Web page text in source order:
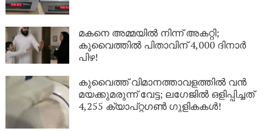
മകനെ അമ്മയിൽ നിന്ന് അകറ്റി;
കുവൈത്തിൽ പിതാവിന് 4,000 ദിനാർ
പിഴ!
കുവൈത്ത് വിമാനത്താവളത്തിൽ വൻ
മയക്കുമരുന്ന് വേട്ട; ലഗേജിൽ ഒളിപ്പിച്ചത്
4,255 ക്യാപ്റ്റഗൺ ഗുളികകൾ!